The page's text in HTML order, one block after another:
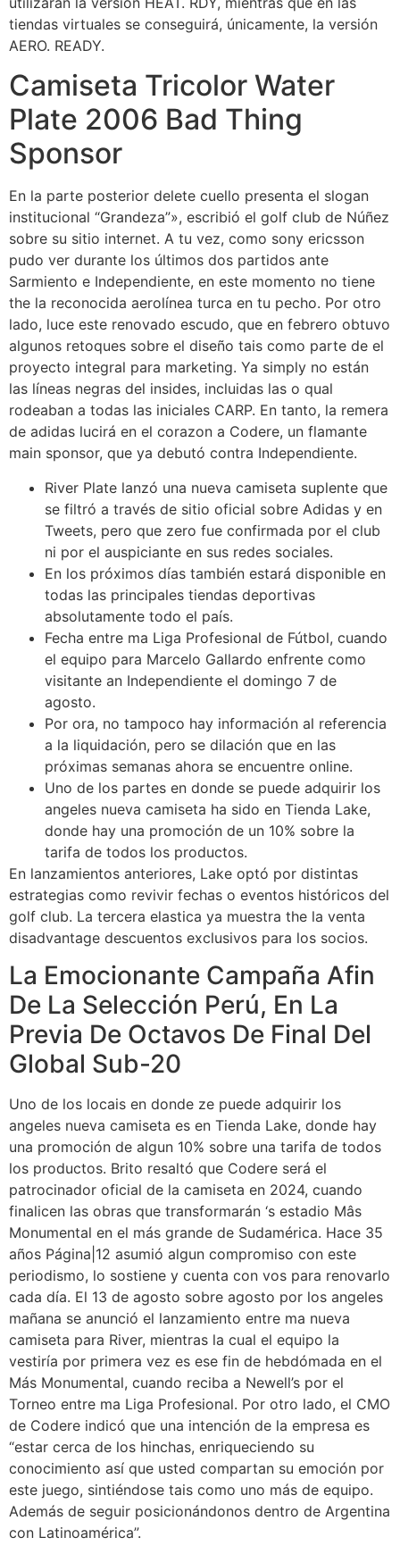
tiendas virtuales se conseguirá, únicamente, la versión
AERO. READY.
Camiseta Tricolor Water
Plate 2006 Bad Thing
Sponsor
En la parte posterior delete cuello presenta el slogan
institucional “Grandeza”», escribió el golf club de Núñez
sobre su sitio internet. A tu vez, como sony ericsson
pudo ver durante los últimos dos partidos ante
Sarmiento e Independiente, en este momento no tiene
the la reconocida aerolínea turca en tu pecho. Por otro
lado, luce este renovado escudo, que en febrero obtuvo
algunos retoques sobre el diseño tais como parte de el
proyecto integral para marketing. Ya simply no están
las líneas negras del insides, incluidas las o qual
rodeaban a todas las iniciales CARP. En tanto, la remera
de adidas lucirá en el corazon a Codere, un flamante
main sponsor, que ya debutó contra Independiente.
River Plate lanzó una nueva camiseta suplente que
se filtró a través de sitio oficial sobre Adidas y en
Tweets, pero que zero fue confirmada por el club
ni por el auspiciante en sus redes sociales.
En los próximos días también estará disponible en
todas las principales tiendas deportivas
absolutamente todo el país.
Fecha entre ma Liga Profesional de Fútbol, cuando
el equipo para Marcelo Gallardo enfrente como
visitante an Independiente el domingo 7 de
agosto.
Por ora, no tampoco hay información al referencia
a la liquidación, pero se dilación que en las
próximas semanas ahora se encuentre online.
Uno de los partes en donde se puede adquirir los
angeles nueva camiseta ha sido en Tienda Lake,
donde hay una promoción de un 10% sobre la
tarifa de todos los productos.
En lanzamientos anteriores, Lake optó por distintas
estrategias como revivir fechas o eventos históricos del
golf club. La tercera elastica ya muestra the la venta
disadvantage descuentos exclusivos para los socios.
La Emocionante Campaña Afin
De La Selección Perú, En La
Previa De Octavos De Final Del
Global Sub-20
Uno de los locais en donde ze puede adquirir los
angeles nueva camiseta es en Tienda Lake, donde hay
una promoción de algun 10% sobre una tarifa de todos
los productos. Brito resaltó que Codere será el
patrocinador oficial de la camiseta en 2024, cuando
finalicen las obras que transformarán ‘s estadio Mâs
Monumental en el más grande de Sudamérica. Hace 35
años Página|12 asumió algun compromiso con este
periodismo, lo sostiene y cuenta con vos para renovarlo
cada día. El 13 de agosto sobre agosto por los angeles
mañana se anunció el lanzamiento entre ma nueva
camiseta para River, mientras la cual el equipo la
vestiría por primera vez es ese fin de hebdómada en el
Más Monumental, cuando reciba a Newell’s por el
Torneo entre ma Liga Profesional. Por otro lado, el CMO
de Codere indicó que una intención de la empresa es
“estar cerca de los hinchas, enriqueciendo su
conocimiento así que usted compartan su emoción por
este juego, sintiéndose tais como uno más de equipo.
Además de seguir posicionándonos dentro de Argentina
con Latinoamérica”.